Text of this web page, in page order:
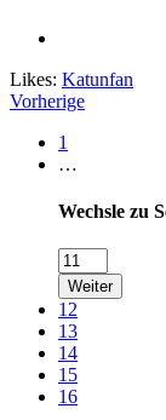
Likes: Katunfan
Vorherige
1
…
Wechsle zu
Weiter
12
13
14
15
16